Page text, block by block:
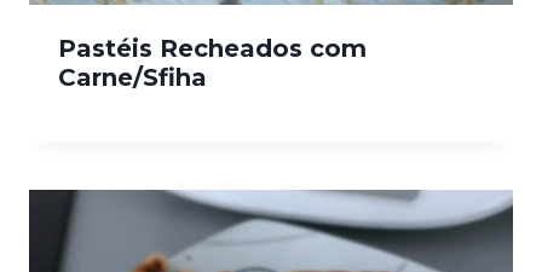
Pastéis Recheados com
Carne/Sfiha